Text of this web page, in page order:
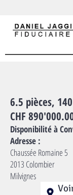
6.5 pièces,
CHF
Disponibilité à
Adresse :
Chaussée Romaine 5
2013 Colombier
Milvignes